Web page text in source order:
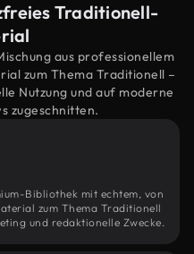
Traditionell-
aus professionellem
zum Thema Traditionell –
Nutzung und auf moderne
zugeschnitten.
Bibliothek mit echtem, von
zum Thema Traditionell
und redaktionelle Zwecke.